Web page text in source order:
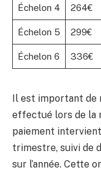
Échelon 4 264€
Échelon 5 299€
Échelon 6 336€
Il est important de
effectué lors de la
paiement
trimestre, suivi de
sur l’année. Cette